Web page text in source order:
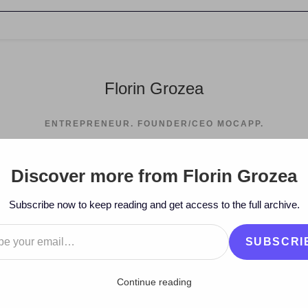
Florin Grozea
ENTREPRENEUR. FOUNDER/CEO MOCAPP.
August 6 > online
Discover more from Florin Grozea
Subscribe now to keep reading and get access to the full archive.
Continue reading